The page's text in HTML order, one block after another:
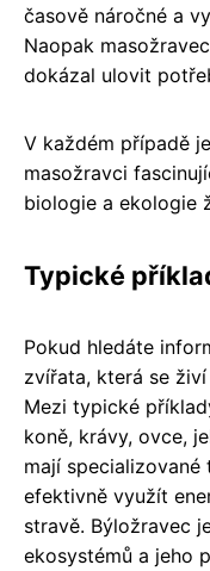
časově náročné a
Naopak
dokázal ulovit
V každém případě
masožravci
biologie a ekologie
Typické
Pokud hledáte
zvířata, která se
Mezi typické
koně, krávy, ovce,
mají specializované
efektivně využít
stravě. Býložravec
ekosystémů a jeho